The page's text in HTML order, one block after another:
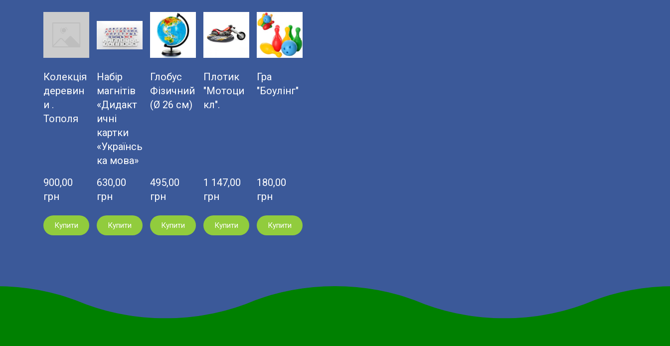
Колекція
деревин
и .
Тополя
900,00
грн
Купити
Набір
магнітів
«Дидакт
ичні
картки
«Українсь
ка мова»
630,00
грн
Купити
Глобус
Фізичний
(Ø 26 см)
495,00
грн
Купити
Плотик
"Мотоци
кл".
1 147,00
грн
Купити
Гра
"Боулінг"
180,00
грн
Купити